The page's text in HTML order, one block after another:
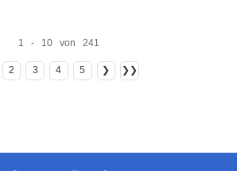
1 - 10 von 241
2 3 4 5 ❯ ❯❯